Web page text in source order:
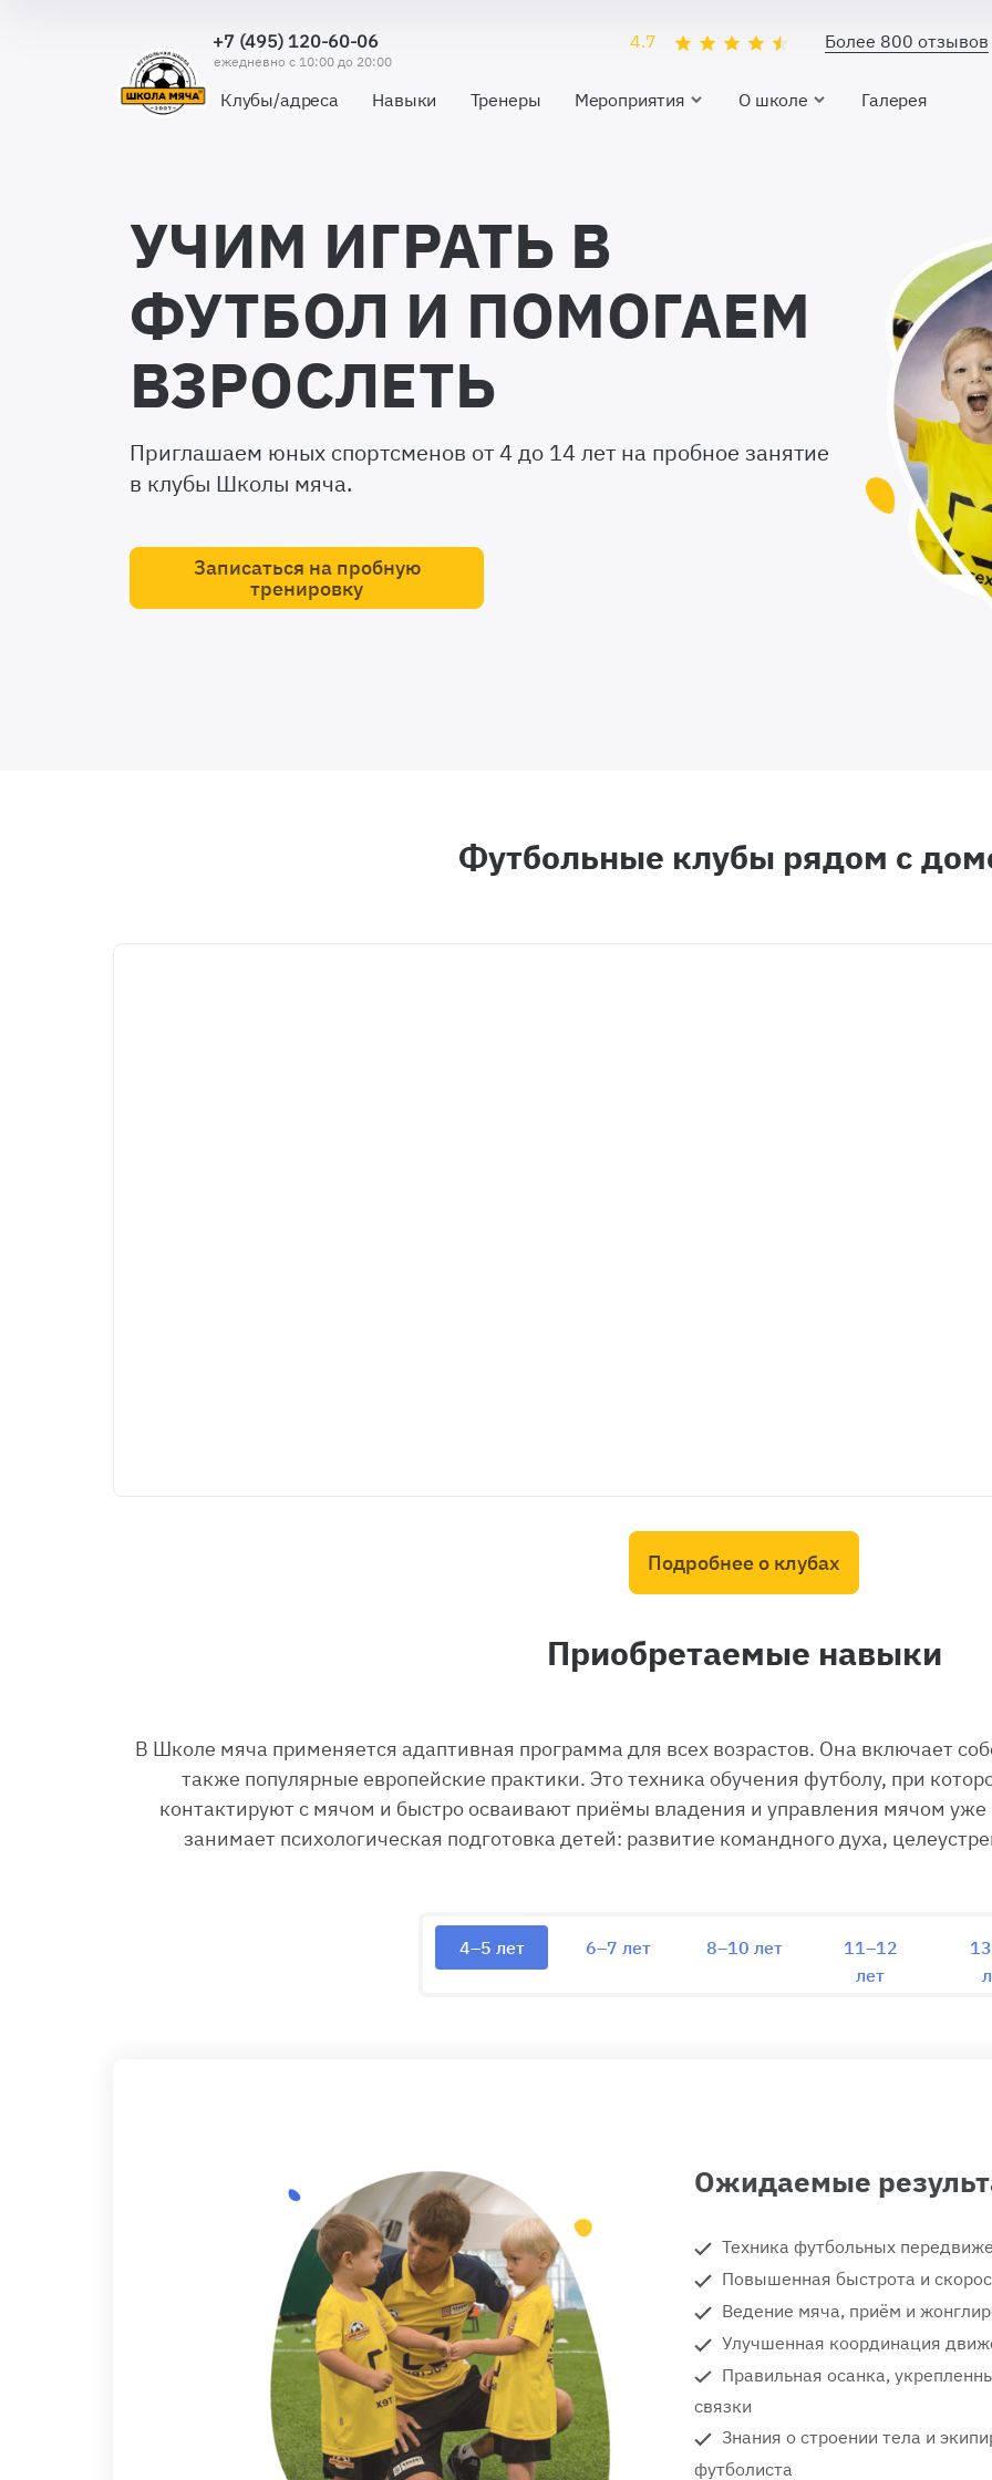
+7 (495) 120-60-06
ежедневно с 10:00 до 20:00
4.7 Более 800 отзывов
Клубы/адреса Навыки Тренеры Мероприятия О школе Галерея
УЧИМ ИГРАТЬ В
ФУТБОЛ И ПОМОГАЕМ
ВЗРОСЛЕТЬ
Приглашаем юных спортсменов от 4 до 14 лет на пробное занятие
в клубы Школы мяча.
Записаться на пробную
тренировку
Футбольные клубы рядом с
Подробнее о клубах
Приобретаемые навыки
В Школе мяча применяется адаптивная программа для всех возрастов. Она включает
также популярные европейские практики. Это техника обучения футболу, при
контактируют с мячом и быстро осваивают приёмы владения и управления мячом уже
занимает психологическая подготовка детей: развитие командного духа,
4–5 лет 6–7 лет 8–10 лет
11–12
лет
Ожидаемые
Техника футбольных
Повышенная быстрота и
Ведение мяча, приём и
Улучшенная координация
Правильная осанка,
связки
Знания о строении тела и
футболиста